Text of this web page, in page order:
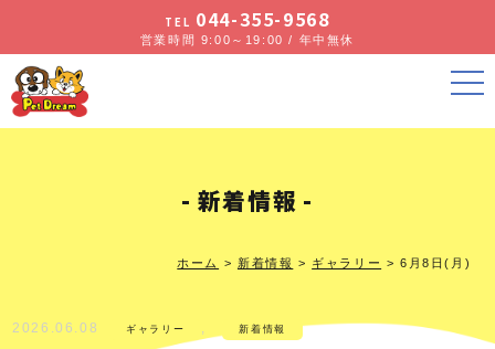
TEL 044-355-9568
営業時間 9:00～19:00 / 年中無休
新着情報
ホーム > 新着情報 > ギャラリー > 6月8日(月)
2026.06.08 ギャラリー 新着情報